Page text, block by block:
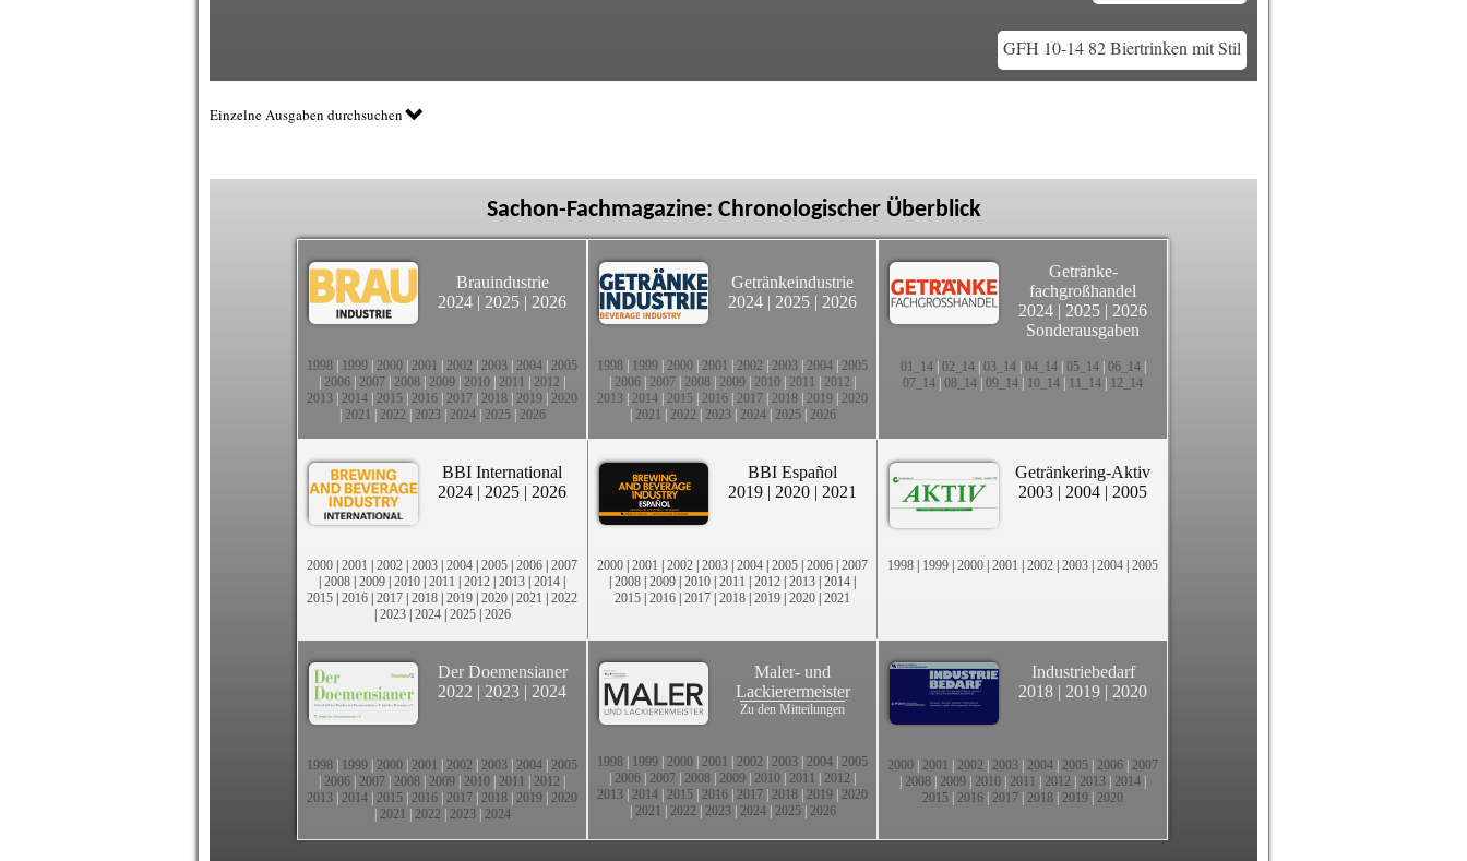
GFH 10-14 82 Biertrinken mit Stil
Einzelne Ausgaben durchsuchen
Sachon-Fachmagazine: Chronologischer Überblick
Brauindustrie
2024 | 2025 | 2026
1998 1999 2000 2001 2002 2003 2004 2005
2006 2007 2008 2009 2010 2011 2012
2013 2014 2015 2016 2017 2018 2019 2020
2021 2022 2023| 2024| 2025| 2026
Getränkeindustrie
2024 | 2025 | 2026
1998 1999 2000 2001 2002 2003 2004 2005
2006 2007 2008 2009 2010 2011 2012
2013 2014 2015 2016 2017 2018 2019 2020
2021 2022 2023| 2024| 2025| 2026
Getränke-
fachgroßhandel
2024 | 2025 | 2026
Sonderausgaben
01_14| 02_14| 03_14| 04_14| 05_14| 06_14|
07_14 08_14 09_14 10_14 11_14 12_14
BBI International
2024 | 2025 | 2026
2000 | 2001 | 2002 | 2003 | 2004 | 2005 | 2006 | 2007
| 2008 | 2009 | 2010 | 2011 | 2012 | 2013 | 2014 |
2015 | 2016 | 2017 | 2018 | 2019 | 2020 | 2021 | 2022
| 2023| 2024| 2025| 2026
BBI Español
2019 | 2020 | 2021
2000 | 2001 | 2002 | 2003 | 2004 | 2005 | 2006 | 2007
| 2008 | 2009 | 2010 | 2011 | 2012 | 2013 | 2014 |
2015 | 2016 | 2017 | 2018 | 2019 | 2020 | 2021
Getränkering-Aktiv
2003 | 2004 | 2005
1998 | 1999 | 2000 | 2001 | 2002 | 2003 | 2004 | 2005
Der Doemensianer
2022 | 2023 | 2024
1998 1999 2000 2001 2002 2003 2004 2005
2006 2007 2008 2009 2010 2011 2012
2013 2014 2015 2016 2017 2018 2019 2020
2021 2022 2023| 2024
Maler- und
Lackierermeister
Zu den Mitteilungen
1998 1999 2000 2001 2002 2003 2004 2005
2006 2007 2008 2009 2010 2011 2012
2013 2014 2015 2016 2017 2018 2019 2020
2021 2022 2023| 2024| 2025| 2026
Industriebedarf
2018 | 2019 | 2020
2000 2001 2002 2003 2004 2005 2006 2007
2008 2009 2010 2011 2012 2013 2014
2015 2016 2017 2018 2019 2020